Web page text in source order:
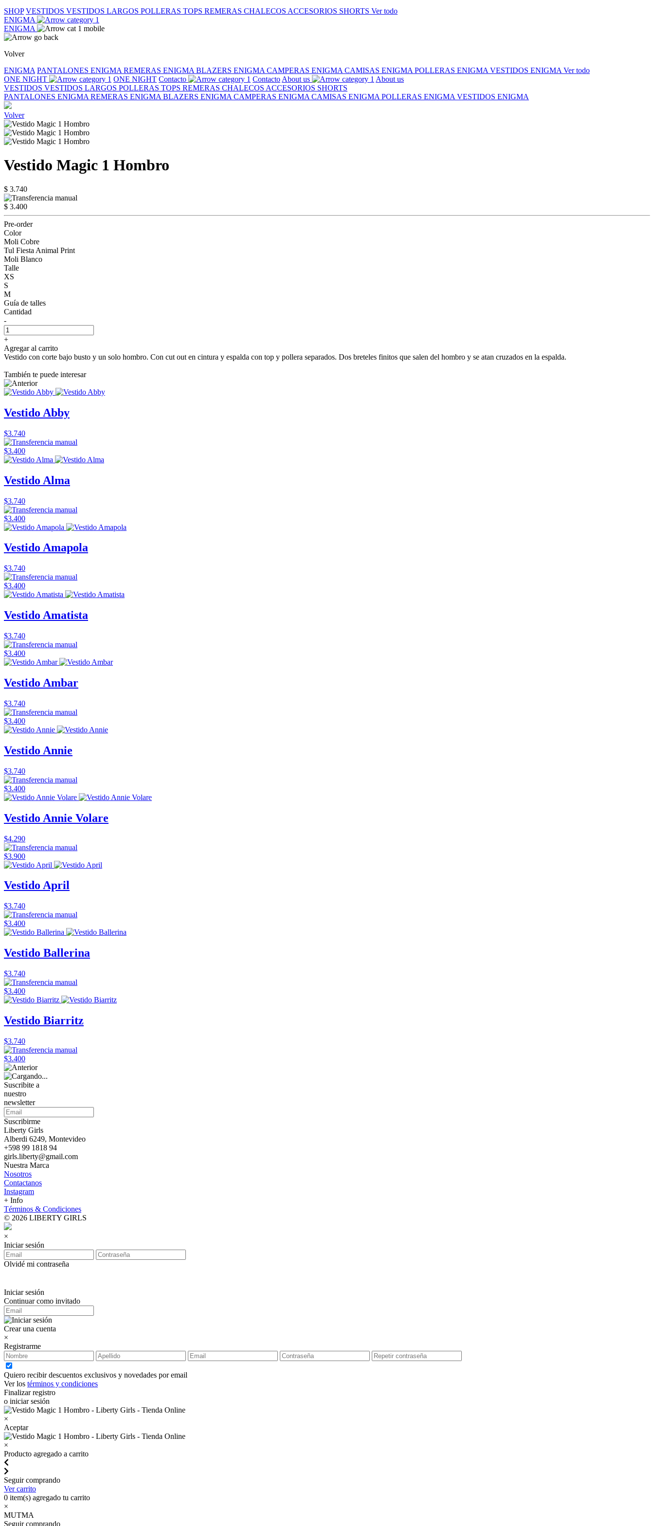
SHOP VESTIDOS VESTIDOS LARGOS POLLERAS TOPS REMERAS CHALECOS ACCESORIOS SHORTS Ver todo
ENIGMA
ENIGMA
Volver
ENIGMA PANTALONES ENIGMA REMERAS ENIGMA BLAZERS ENIGMA CAMPERAS ENIGMA CAMISAS ENIGMA POLLERAS ENIGMA VESTIDOS ENIGMA Ver todo
ONE NIGHT
ONE NIGHT Contacto Contacto About us
About us
VESTIDOS VESTIDOS LARGOS POLLERAS TOPS REMERAS CHALECOS ACCESORIOS SHORTS
PANTALONES ENIGMA REMERAS ENIGMA BLAZERS ENIGMA CAMPERAS ENIGMA CAMISAS ENIGMA POLLERAS ENIGMA VESTIDOS ENIGMA
Volver
Vestido Magic 1 Hombro
$ 3.740
$ 3.400
Pre-order
Color
Moli Cobre
Tul Fiesta Animal Print
Moli Blanco
Talle
XS
S
M
Guía de talles
Cantidad
-
+
Agregar al carrito
Vestido con corte bajo busto y un solo hombro. Con cut out en cintura y espalda con top y pollera separados. Dos breteles finitos que salen del hombro y se atan cruzados en la espalda.
También te puede interesar
Vestido Abby
$3.740
$3.400
Vestido Alma
$3.740
$3.400
Vestido Amapola
$3.740
$3.400
Vestido Amatista
$3.740
$3.400
Vestido Ambar
$3.740
$3.400
Vestido Annie
$3.740
$3.400
Vestido Annie Volare
$4.290
$3.900
Vestido April
$3.740
$3.400
Vestido Ballerina
$3.740
$3.400
Vestido Biarritz
$3.740
$3.400
Suscribite a
nuestro
newsletter
Suscribirme
Liberty Girls
Alberdi 6249, Montevideo
+598 99 1818 94
girls.liberty@gmail.com
Nuestra Marca
Nosotros
Contactanos
Instagram
+ Info
Términos & Condiciones
© 2026 LIBERTY GIRLS
×
Iniciar sesión
Olvidé mi contraseña
Iniciar sesión
Continuar como invitado
Crear una cuenta
×
Registrarme
Quiero recibir descuentos exclusivos y novedades por email
Ver los términos y condiciones
Finalizar registro
o iniciar sesión
×
Aceptar
×
Producto agregado a carrito
Seguir comprando
Ver carrito
0 item(s) agregado tu carrito
×
MUTMA
Seguir comprando